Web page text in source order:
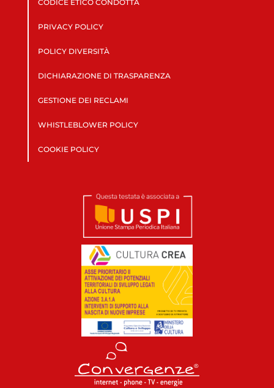
CODICE ETICO CONDOTTA
PRIVACY POLICY
POLICY DIVERSITÀ
DICHIARAZIONE DI TRASPARENZA
GESTIONE DEI RECLAMI
WHISTLEBLOWER POLICY
COOKIE POLICY